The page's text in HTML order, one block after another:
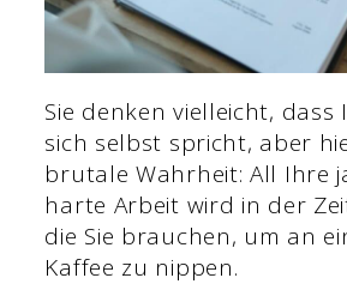
Sie denken vielleicht,
sich selbst spricht, aber
brutale Wahrheit: All Ihre
harte Arbeit wird in der
die Sie brauchen, um an
Kaffee zu nippen.